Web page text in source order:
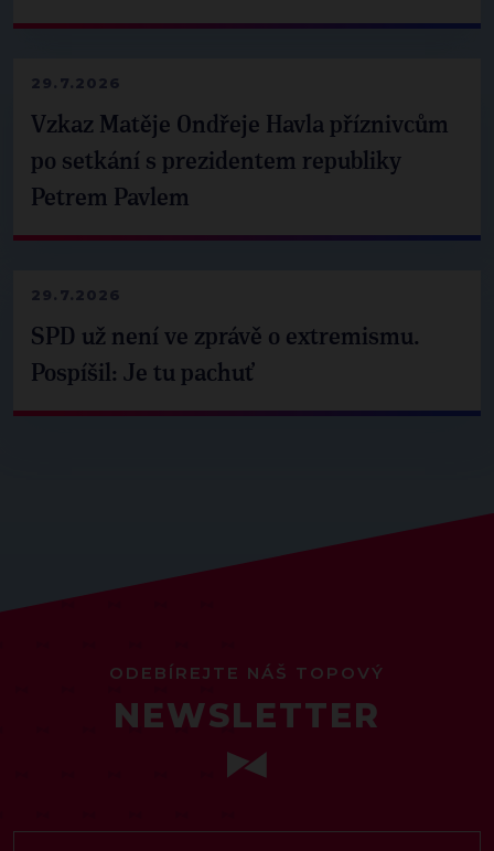
29.7.2026
Vzkaz Matěje Ondřeje Havla příznivcům
po setkání s prezidentem republiky
Petrem Pavlem
29.7.2026
SPD už není ve zprávě o extremismu.
Pospíšil: Je tu pachuť
ODEBÍREJTE NÁŠ TOPOVÝ
NEWSLETTER